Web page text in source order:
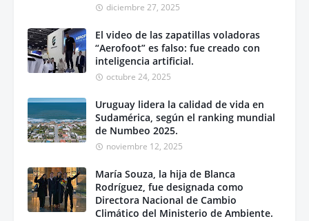
diciembre 27, 2025
El video de las zapatillas voladoras
“Aerofoot” es falso: fue creado con
inteligencia artificial.
octubre 24, 2025
Uruguay lidera la calidad de vida en
Sudamérica, según el ranking mundial
de Numbeo 2025.
noviembre 12, 2025
María Souza, la hija de Blanca
Rodríguez, fue designada como
Directora Nacional de Cambio
Climático del Ministerio de Ambiente.